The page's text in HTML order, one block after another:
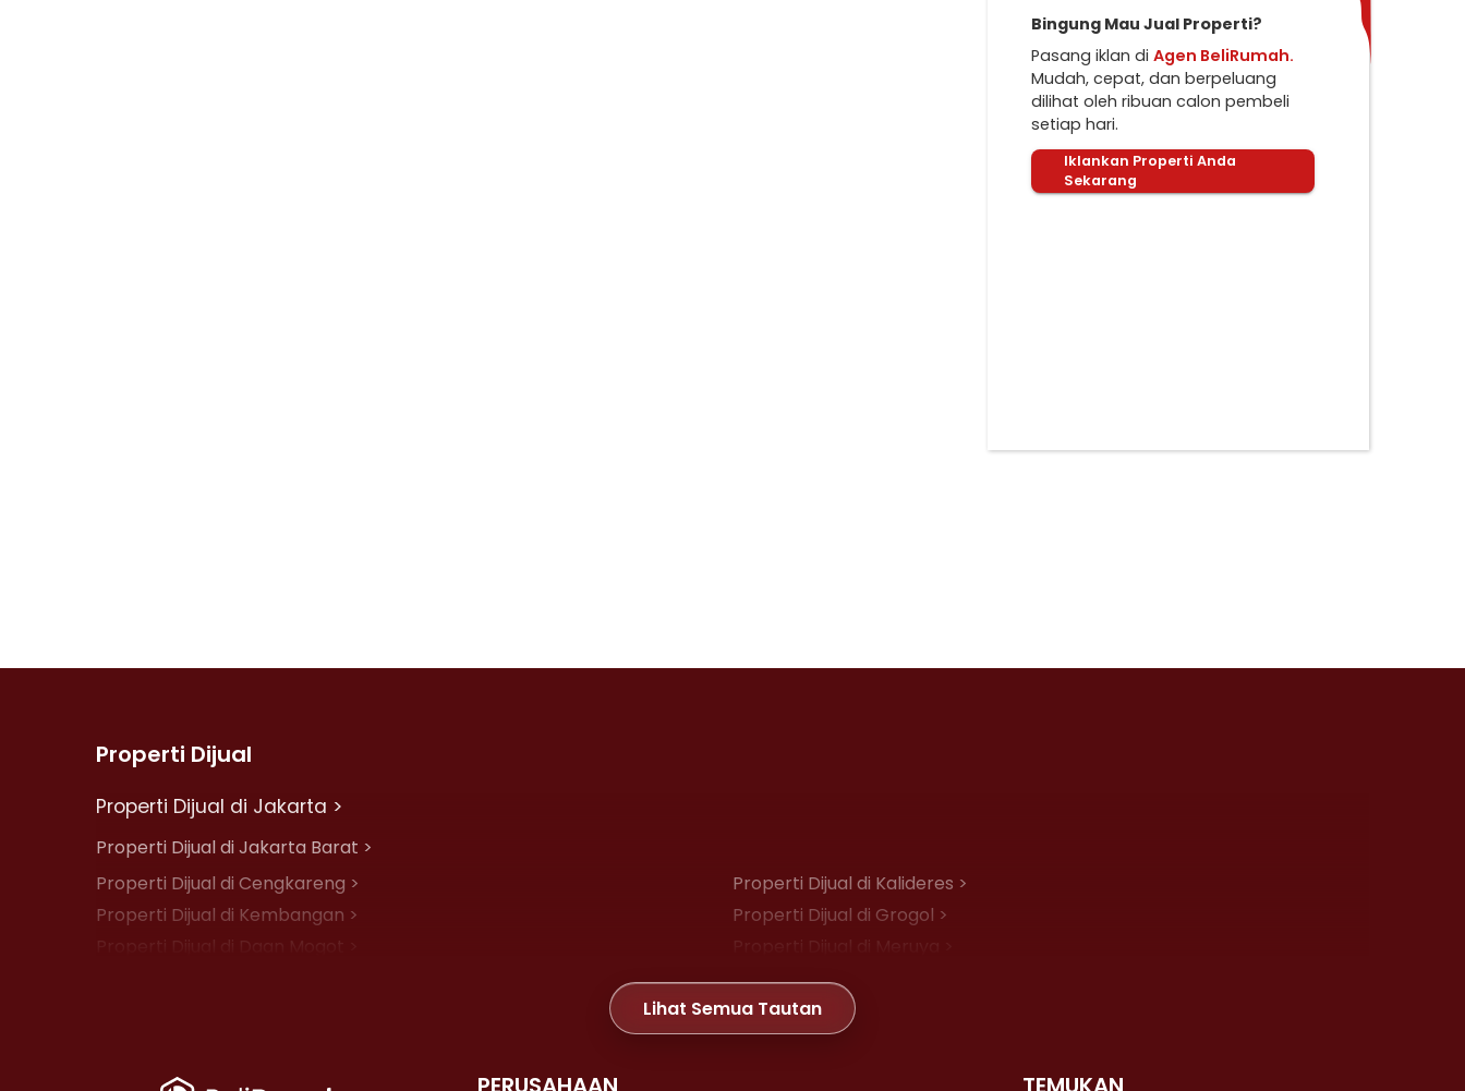
Bingung Mau Jual Properti?
Pasang iklan di Agen BeliRumah.
Mudah, cepat, dan berpeluang
dilihat oleh ribuan calon pembeli
setiap hari.
Iklankan Properti Anda
Sekarang
Properti Dijual
Properti Dijual di Jakarta >
Properti Dijual di Jakarta Barat >
Properti Dijual di Cengkareng >
Properti Dijual di Kalideres >
Properti Dijual di Kembangan >
Properti Dijual di Grogol >
Properti Dijual di Daan Mogot >
Properti Dijual di Meruya >
Properti Dijual di Joglo >
Lihat Semua Tautan